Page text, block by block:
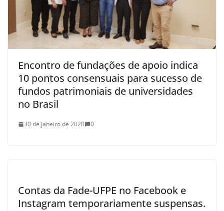
Encontro de fundações de apoio indica
10 pontos consensuais para sucesso de
fundos patrimoniais de universidades
no Brasil
30 de janeiro de 2020 0
Contas da Fade-UFPE no Facebook e
Instagram temporariamente suspensas.